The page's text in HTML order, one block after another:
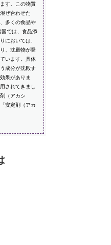
す。この物質
ぜ合わせた
多くの食品や
国では、食品添
においては、
、沈殿物が発
います。具体
成分が沈殿す
果がありま
されてきまし
（アカシ
安定剤（アカ